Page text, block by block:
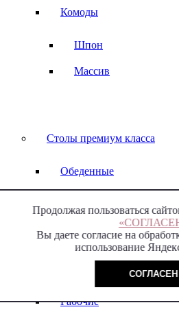
Продолжая пользоваться
Вы даете согласие на
использование
СОГЛАСЕН
Комоды
Шпон
Массив
Столы премиум класса
Обеденные
Столы-консоли
Массив
Керамическая столешница
Рабочие